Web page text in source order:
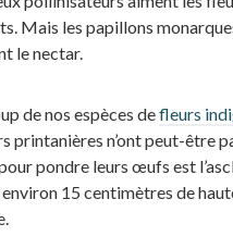
Mais les papillons
le nectar.
de nos espèces defleurs
printanières n’ont peut-être
pondre leurs œufs est
15 centimètres de